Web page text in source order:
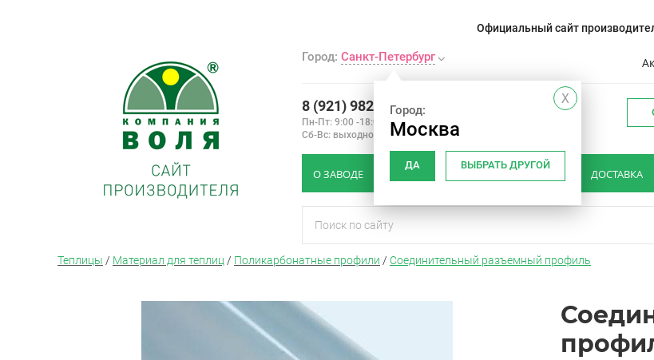
Официальный сайт
Город: Санкт-Петербург
X
Город:
Москва
ДА ВЫБРАТЬ ДРУГОЙ
8 (921) 982 34 15
Пн-Пт: 9:00 -18:00
Сб-Вс: выходной
О ЗАВОДЕ КАК ВЫБРАТЬ ТЕПЛИЦУ ДОСТАВКА
Теплицы / Материал для теплиц / Поликарбонатные профили / Соединительный разъемный профиль